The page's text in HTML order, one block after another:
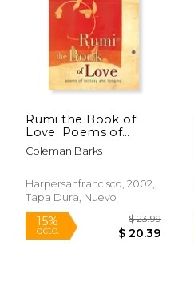
12%
Rumi the Book of
Love: Poems of
Ecstasy and Longing
(en Inglés)
Coleman Barks
Harpersanfrancisco, 2002,
Tapa Dura, Nuevo